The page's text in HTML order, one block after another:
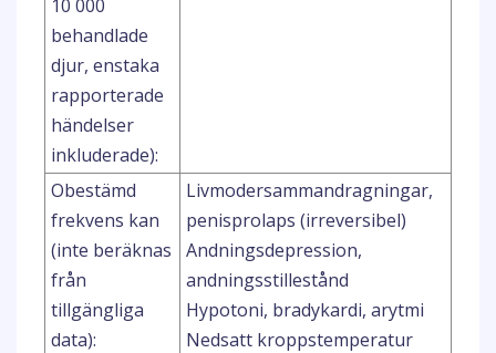
10 000
behandlade
djur, enstaka
rapporterade
händelser
inkluderade):
Obestämd
frekvens kan
(inte beräknas
från
tillgängliga
data):
Livmodersammandragningar,
penisprolaps (irreversibel)
Andningsdepression,
andningsstillestånd
Hypotoni, bradykardi, arytmi
Nedsatt kroppstemperatur